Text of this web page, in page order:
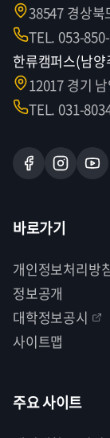
38547 경상북
TEL. 053-
한류캠퍼스(남양
12017 경기
TEL. 031-
바로가기
개인정보처리방
정보공개
대학정보공시
사이트맵
주요 사이트